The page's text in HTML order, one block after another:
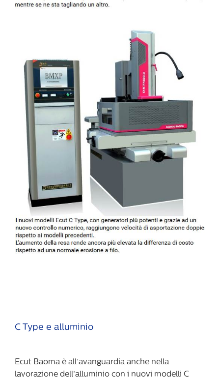
C Type e alluminio
Ecut Baoma è all’avanguardia anche nella
lavorazione dell’alluminio con i nuovi modelli C